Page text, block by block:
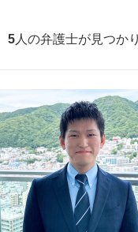
5 人の弁護士が見つか